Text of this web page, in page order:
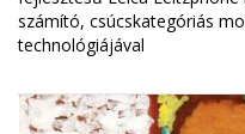
számító, csúcskategóriás
technológiájával